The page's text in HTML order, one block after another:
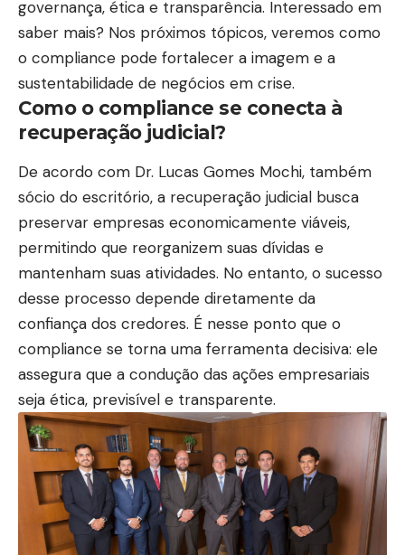
governança, ética e transparência. Interessado em
saber mais? Nos próximos tópicos, veremos como
o compliance pode fortalecer a imagem e a
sustentabilidade de negócios em crise.
Como o compliance se conecta à
recuperação judicial?
De acordo com Dr. Lucas Gomes Mochi, também
sócio do escritório, a recuperação judicial busca
preservar empresas economicamente viáveis,
permitindo que reorganizem suas dívidas e
mantenham suas atividades. No entanto, o sucesso
desse processo depende diretamente da
confiança dos credores. É nesse ponto que o
compliance se torna uma ferramenta decisiva: ele
assegura que a condução das ações empresariais
seja ética, previsível e transparente.